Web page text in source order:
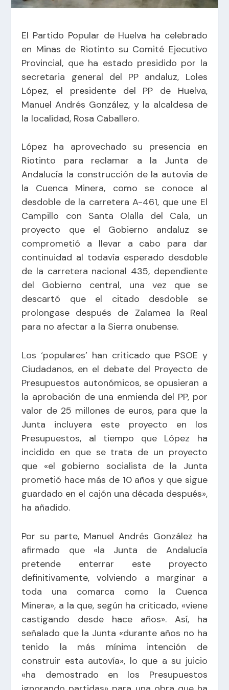
El Partido Popular de Huelva ha celebrado
en Minas de Riotinto su Comité Ejecutivo
Provincial, que ha estado presidido por la
secretaria general del PP andaluz, Loles
López, el presidente del PP de Huelva,
Manuel Andrés González, y la alcaldesa de
la localidad, Rosa Caballero.
López ha aprovechado su presencia en
Riotinto para reclamar a la Junta de
Andalucía la construcción de la autovía de
la Cuenca Minera, como se conoce al
desdoble de la carretera A-461, que une El
Campillo con Santa Olalla del Cala, un
proyecto que el Gobierno andaluz se
comprometió a llevar a cabo para dar
continuidad al todavía esperado desdoble
de la carretera nacional 435, dependiente
del Gobierno central, una vez que se
descartó que el citado desdoble se
prolongase después de Zalamea la Real
para no afectar a la Sierra onubense.
Los ‘populares’ han criticado que PSOE y
Ciudadanos, en el debate del Proyecto de
Presupuestos autonómicos, se opusieran a
la aprobación de una enmienda del PP, por
valor de 25 millones de euros, para que la
Junta incluyera este proyecto en los
Presupuestos, al tiempo que López ha
incidido en que se trata de un proyecto
que «el gobierno socialista de la Junta
prometió hace más de 10 años y que sigue
guardado en el cajón una década después»,
ha añadido.
Por su parte, Manuel Andrés González ha
afirmado que «la Junta de Andalucía
pretende enterrar este proyecto
definitivamente, volviendo a marginar a
toda una comarca como la Cuenca
Minera», a la que, según ha criticado, «viene
castigando desde hace años». Así, ha
señalado que la Junta «durante años no ha
tenido la más mínima intención de
construir esta autovía», lo que a su juicio
«ha demostrado en los Presupuestos